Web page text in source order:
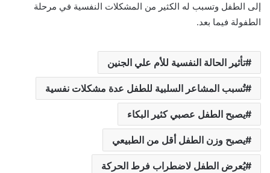
إلى الطفل وتسبب له الكثير من المشكلات النفسية في مرحلة
الطفولة فيما بعد.
تأثير الحالة النفسية للأم علي الجنين
تُسبب المشاعر السلبية للطفل عدة مشكلات نفسية
يصبح الطفل عصبي كثير البكاء
يصبح وزن الطفل أقل من الطبيعي
يُعرض الطفل لاضطراب فرط الحركة